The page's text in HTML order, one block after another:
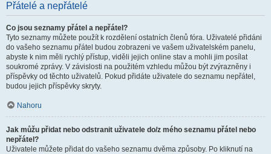
Přátelé a nepřátelé
Co jsou seznamy přátel a nepřátel?
Tyto seznamy můžete použít k rozdělení ostatních členů fóra. Uživatelé přidáni
do vašeho seznamu přátel budou zobrazeni ve vašem uživatelském panelu,
abyste k nim měli rychlý přístup, viděli jejich online stav a mohli jim posílat
soukromé zprávy. V závislosti na použitém vzhledu můžou být zvýrazněny i
příspěvky od těchto uživatelů. Pokud přidáte uživatele do seznamu nepřátel,
budou jejich příspěvky skryty.
Nahoru
Jak můžu přidat nebo odstranit uživatele do/z mého seznamu přátel nebo
nepřátel?
Uživatele můžete přidat do vašeho seznamu dvěma způsoby. Po kliknutí na